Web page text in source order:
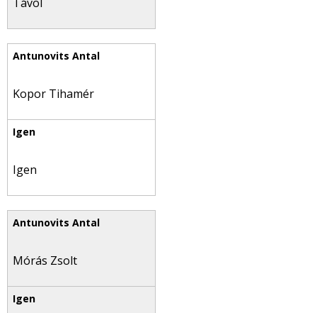
Kopor Tihamér
Igen
Mórás Zsolt